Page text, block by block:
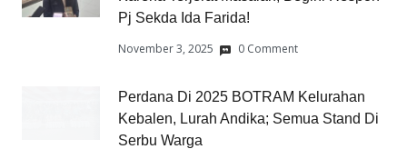
Pj Sekda Ida Farida!
November 3, 2025 0 Comment
Perdana Di 2025 BOTRAM Kelurahan
Kebalen, Lurah Andika; Semua Stand Di
Serbu Warga